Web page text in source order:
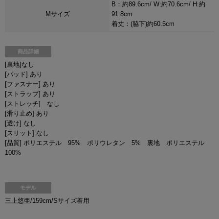
Mサイズ
B：約89.6cm/ W:約70.6cm/ H:約
91.8cm
着丈：(脇下)約60.5cm
商品詳細
[裏地]なし
[パッド] あり
[ファスナー] あり
[ストラップ] あり
[ストレッチ] なし
[滑り止め] あり
[透け] なし
[スリット] なし
[品質] ポリエステル 95% ポリウレタン 5% 裏地 ポリエステル
100%
モデル
三上悠亜/159cm/Sサイズ着用